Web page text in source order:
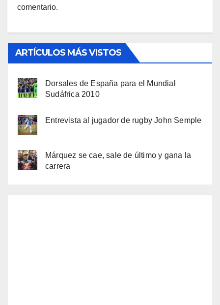
comentario.
ARTÍCULOS MÁS VISTOS
Dorsales de España para el Mundial
Sudáfrica 2010
Entrevista al jugador de rugby John Semple
Márquez se cae, sale de último y gana la
carrera